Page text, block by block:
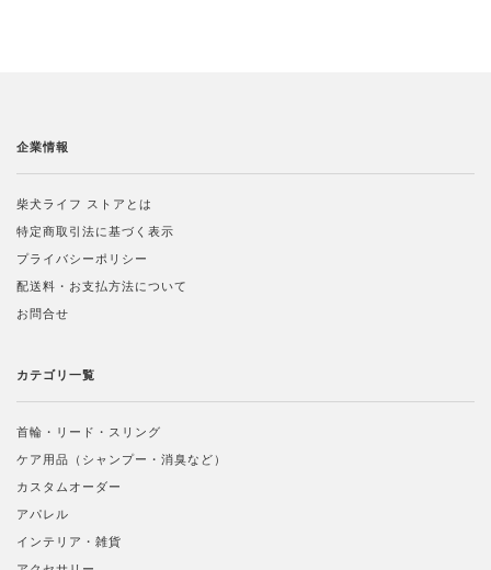
企業情報
柴犬ライフ ストアとは
特定商取引法に基づく表示
プライバシーポリシー
配送料・お支払方法について
お問合せ
カテゴリ一覧
首輪・リード・スリング
ケア用品（シャンプー・消臭など）
カスタムオーダー
アパレル
インテリア・雑貨